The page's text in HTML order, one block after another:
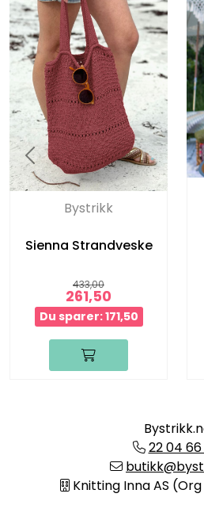
Bystrikk
Sienna Strandveske
433,00
261,50
Du sparer: 171,50
22 04
Knitting Inna AS (Org